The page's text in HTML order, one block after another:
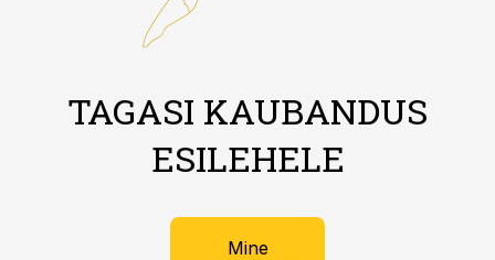
TAGASI KAUBANDUS
ESILEHELE
Mine